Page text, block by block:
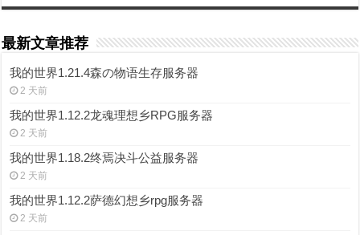
最新文章推荐
我的世界1.21.4森の物语生存服务器
2 天前
我的世界1.12.2龙魂理想乡RPG服务器
2 天前
我的世界1.18.2终焉决斗公益服务器
2 天前
我的世界1.12.2萨德幻想乡rpg服务器
2 天前